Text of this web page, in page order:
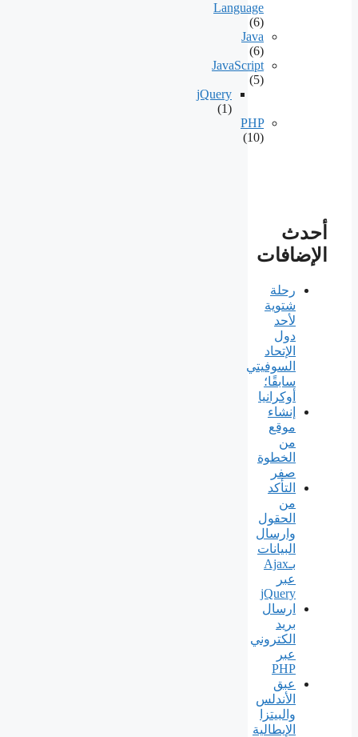
Language
(6)
Java
(6)
JavaScript
(5)
jQuery
(1)
PHP
(10)
أحدث
الإضافات
رحلة
شتوية
لأحد
دول
الإتحاد
السوفيتي
سابقًا؛
أوكرانيا
إنشاء
موقع
من
الخطوة
صفر
التأكد
من
الحقول
وارسال
البيانات
بـAjax
عبر
jQuery
ارسال
بريد
الكتروني
عبر
PHP
عبق
الأندلس
والبيتزا
الإيطالية